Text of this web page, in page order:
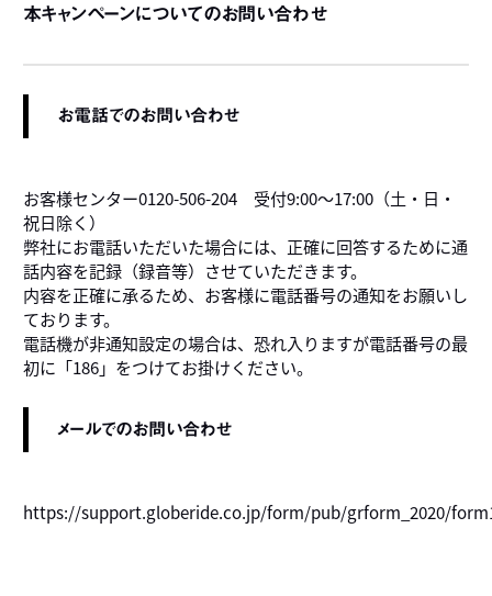
本キャンペーンについてのお問い合わせ
お電話でのお問い合わせ
お客様センター0120-506-204 受付9:00～17:00（土・日・
祝日除く）
弊社にお電話いただいた場合には、正確に回答するために通
話内容を記録（録音等）させていただきます。
内容を正確に承るため、お客様に電話番号の通知をお願いし
ております。
電話機が非通知設定の場合は、恐れ入りますが電話番号の最
初に「186」をつけてお掛けください。
メールでのお問い合わせ
https://support.globeride.co.jp/form/pub/grform_2020/